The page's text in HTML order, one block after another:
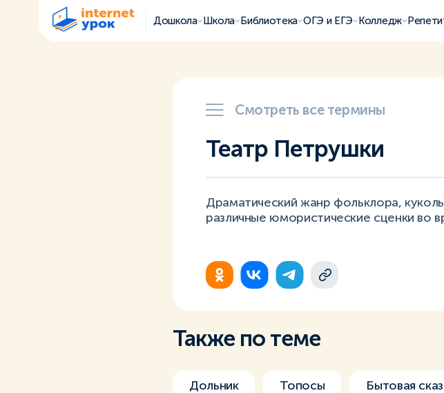
Дошкола Школа Библиотека ОГЭ и ЕГЭ Колледж
Смотреть все термины
Театр Петрушки
Драматический жанр фольклора,
различные юмористические сценки во
Также по теме
Дольник Топосы Бытовая